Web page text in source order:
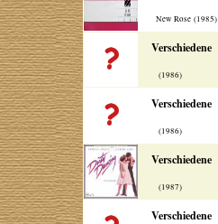
New Rose (1985)
Verschiedene
(1986)
Verschiedene
(1986)
Verschiedene
(1987)
Verschiedene